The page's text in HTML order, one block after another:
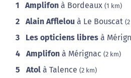
1 Amplifon à Bordeaux (1 km)
2 Alain Afflelou à Le Bouscat
3 Les opticiens libres à
4 Amplifon à Mérignac (2 km)
5 Atol à Talence (2 km)